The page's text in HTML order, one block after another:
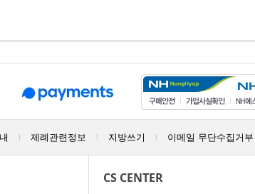
| 제례관련정보 | 지방쓰기 | 이메일 무단수집거부
CS CENTER